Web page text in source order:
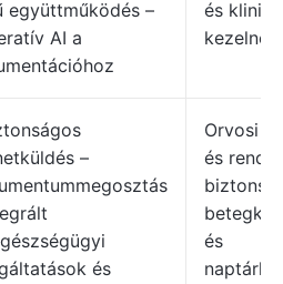
együttműködés –
AI a
és
kezelnek
–
és
Orvosi
és
és